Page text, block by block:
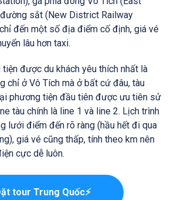
sắt (New District Railway
đến một số địa điểm cố định, giá vé
lâu hơn taxi.
được du khách yêu thích nhất là
chỉ ở Vô Tích mà ở bất cứ đâu, tàu
phương tiện đầu tiên được ưu tiên sử
tàu chính là line 1 và line 2. Lịch trình
lưới điểm đến rõ ràng (hầu hết đi qua
giá vé cũng thấp, tính theo km nên
cực dễ luôn.
tour Trung Quốc⚡